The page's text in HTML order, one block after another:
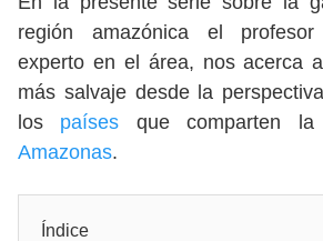
región amazónica el profesor
experto en el área, nos acerca
más salvaje desde la
los países que comparten
Amazonas.
Índice